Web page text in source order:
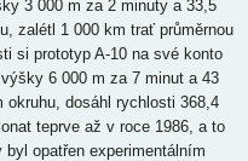
3 000 m za 2 minuty a 33,5
zalétl 1 000 km trať průměrnou
si prototyp A-10 na své konto
6 000 m za 7 minut a 43
okruhu, dosáhl rychlosti 368,4
teprve až v roce 1986, a to
byl opatřen experimentálním